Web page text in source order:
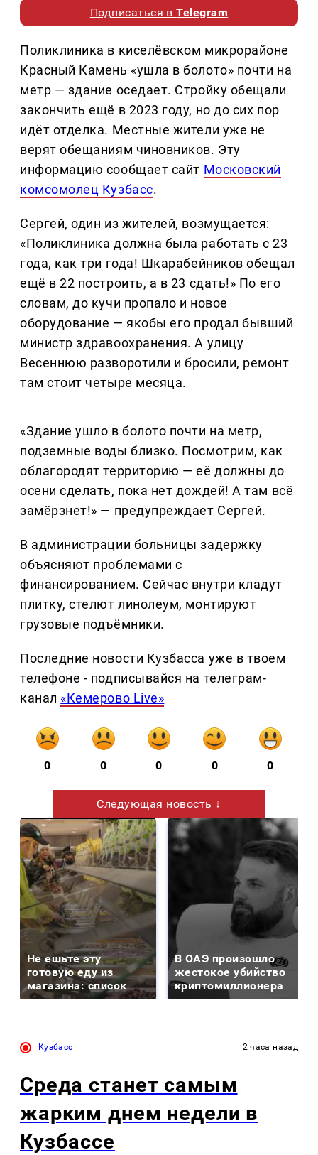
Подписаться вTelegram
Поликлиника в киселёвском микрорайоне
Красный Камень «ушла в болото» почти на
метр — здание оседает. Стройку обещали
закончить ещё в 2023 году, но до сих пор
идёт отделка. Местные жители уже не
верят обещаниям чиновников. Эту
информацию сообщает сайт Московский
комсомолец Кузбасс.
Сергей, один из жителей, возмущается:
«Поликлиника должна была работать с 23
года, как три года! Шкарабейников обещал
ещё в 22 построить, а в 23 сдать!» По его
словам, до кучи пропало и новое
оборудование — якобы его продал бывший
министр здравоохранения. А улицу
Весеннюю разворотили и бросили, ремонт
там стоит четыре месяца.
«Здание ушло в болото почти на метр,
подземные воды близко. Посмотрим, как
облагородят территорию — её должны до
осени сделать, пока нет дождей! А там всё
замёрзнет!» — предупреждает Сергей.
В администрации больницы задержку
объясняют проблемами с
финансированием. Сейчас внутри кладут
плитку, стелют линолеум, монтируют
грузовые подъёмники.
Последние новости Кузбасса уже в твоем
телефоне - подписывайся на телеграм-
канал «Кемерово Live»
0 0 0 0 0
Следующая новость ↓
Не ешьте эту
готовую еду из
магазина: список
В ОАЭ произошло
жестокое убийство
криптомиллионера
Кузбасс 2 часа назад
Среда станет самым
жарким днем недели в
Кузбассе